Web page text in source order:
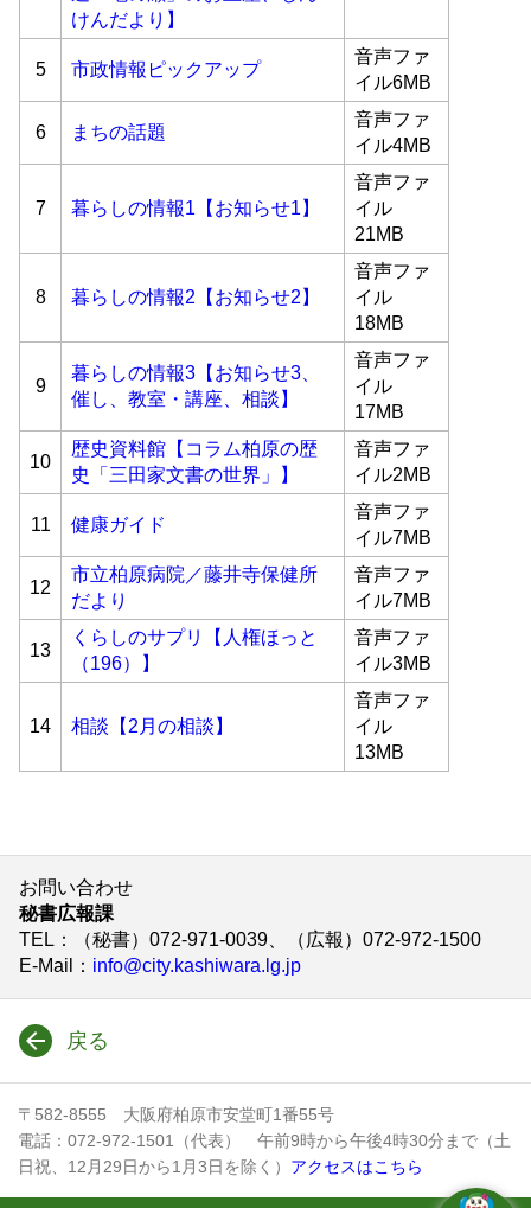
けんだより】
5 市政情報ピックアップ
音声ファ
イル6MB
6 まちの話題
音声ファ
イル4MB
7 暮らしの情報1【お知らせ1】
音声ファ
イル
21MB
8 暮らしの情報2【お知らせ2】
音声ファ
イル
18MB
9
暮らしの情報3【お知らせ3、
催し、教室・講座、相談】
音声ファ
イル
17MB
10
歴史資料館【コラム柏原の歴
史「三田家文書の世界」】
音声ファ
イル2MB
11 健康ガイド
音声ファ
イル7MB
12
市立柏原病院／藤井寺保健所
だより
音声ファ
イル7MB
13
くらしのサプリ【人権ほっと
（196）】
音声ファ
イル3MB
14 相談【2月の相談】
音声ファ
イル
13MB
お問い合わせ
秘書広報課
TEL ：（秘書）072-971-0039、（広報）072-972-1500
E-Mail
： info@city.kashiwara.lg.jp
戻る
〒582-8555 大阪府柏原市安堂町1番55号
電話：072-972-1501（代表） 午前9時から午後4時30分まで（土
日祝、12月29日から1月3日を除く） アクセスはこちら